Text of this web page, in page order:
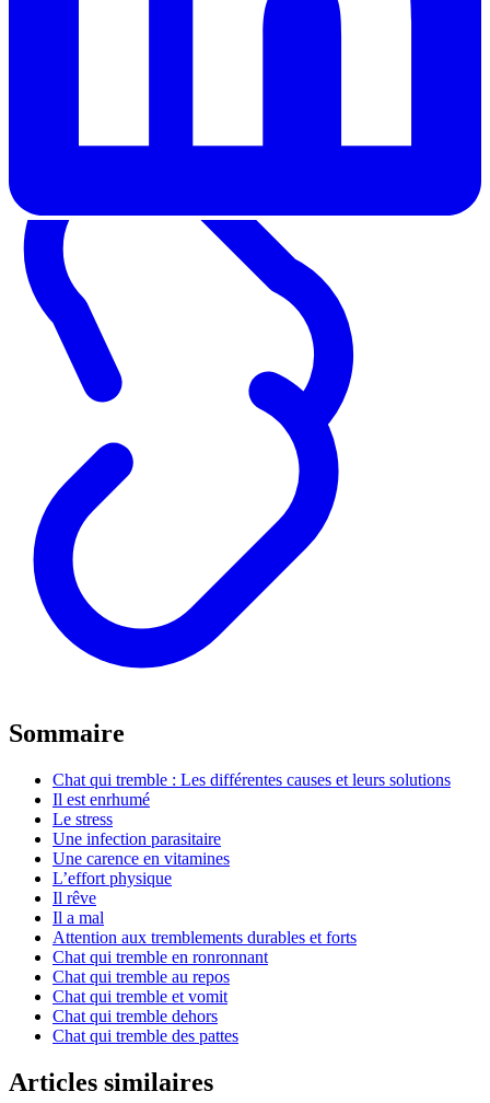
Sommaire
Chat qui tremble : Les différentes causes et leurs solutions
Il est enrhumé
Le stress
Une infection parasitaire
Une carence en vitamines
L’effort physique
Il rêve
Il a mal
Attention aux tremblements durables et forts
Chat qui tremble en ronronnant
Chat qui tremble au repos
Chat qui tremble et vomit
Chat qui tremble dehors
Chat qui tremble des pattes
Articles similaires